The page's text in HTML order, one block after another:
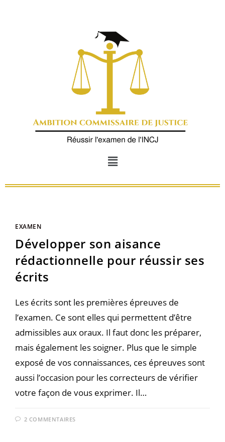
EXAMEN
Développer son aisance
rédactionnelle pour réussir ses
écrits
Les écrits sont les premières épreuves de
l’examen. Ce sont elles qui permettent d’être
admissibles aux oraux. Il faut donc les préparer,
mais également les soigner. Plus que le simple
exposé de vos connaissances, ces épreuves sont
aussi l’occasion pour les correcteurs de vérifier
votre façon de vous exprimer. Il…
2 COMMENTAIRES